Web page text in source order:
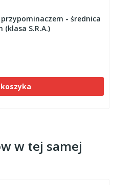
przypominaczem - średnica
S.R.A.)
w tej samej